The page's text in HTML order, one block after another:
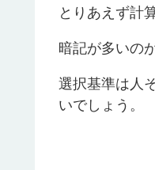
とりあえず計
暗記が多いの
選択基準は人
いでしょう。